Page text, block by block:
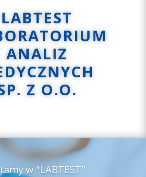
LABTEST
ANALIZ
Z O.O.
w "LABTEST"